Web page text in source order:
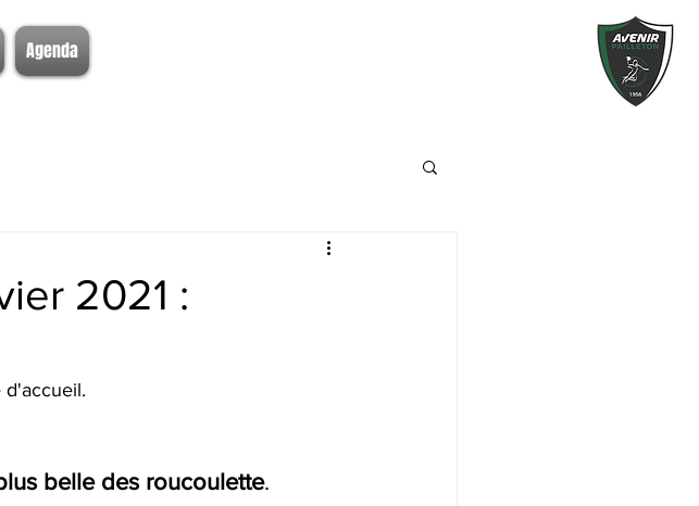
Agenda
2021 :
d'accueil.
belle des roucoulette.